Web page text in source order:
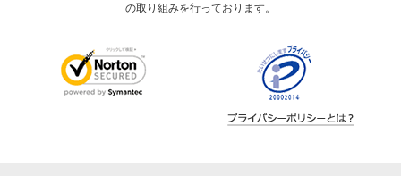
の取り組みを行っております。